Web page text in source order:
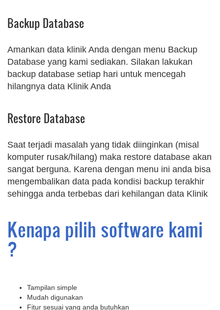
Backup Database
Amankan data klinik Anda dengan menu Backup
Database yang kami sediakan. Silakan lakukan
backup database setiap hari untuk mencegah
hilangnya data Klinik Anda
Restore Database
Saat terjadi masalah yang tidak diinginkan (misal
komputer rusak/hilang) maka restore database akan
sangat berguna. Karena dengan menu ini anda bisa
mengembalikan data pada kondisi backup terakhir
sehingga anda terbebas dari kehilangan data Klinik
Kenapa pilih software kami
?
Tampilan simple
Mudah digunakan
Fitur sesuai yang anda butuhkan